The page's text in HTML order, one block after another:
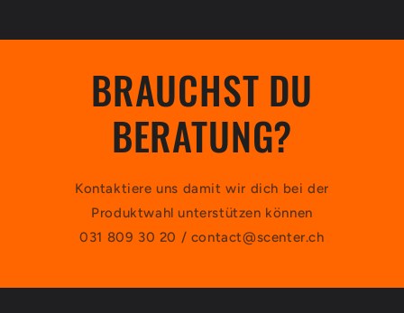
BRAUCHST DU
BERATUNG?
Kontaktiere uns damit wir dich bei der
Produktwahl unterstützen können
031 809 30 20 / contact@scenter.ch